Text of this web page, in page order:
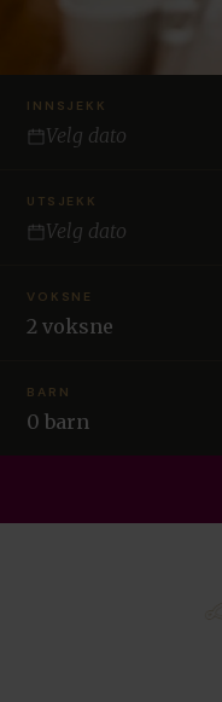
INNSJEKK
Velg dato
UTSJEKK
Velg dato
VOKSNE
2 voksne
BARN
0 barn